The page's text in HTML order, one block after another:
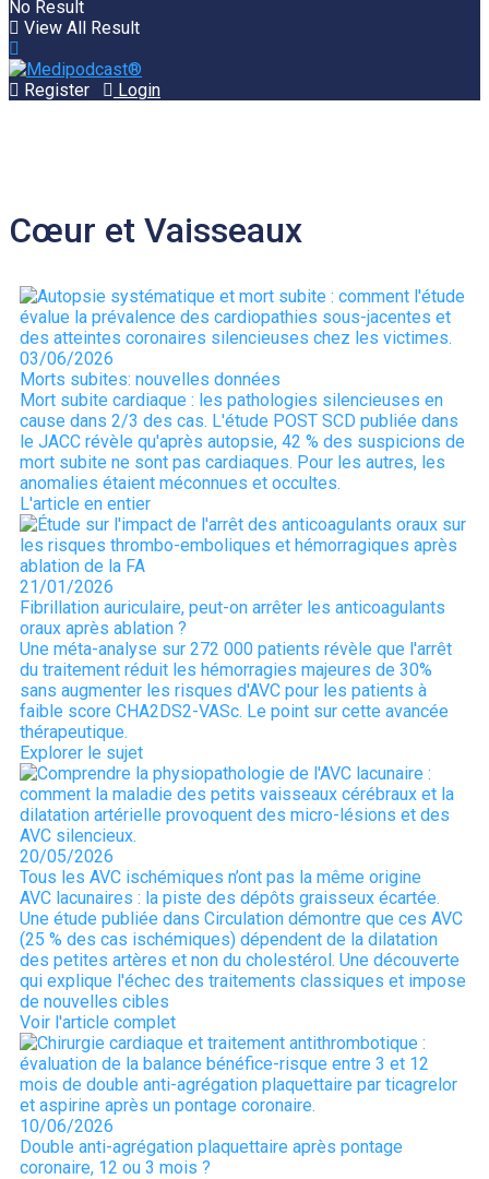
No Result
View All Result
Register Login
Cœur et Vaisseaux
03/06/2026
Morts subites: nouvelles données
Mort subite cardiaque : les pathologies silencieuses en
cause dans 2/3 des cas. L'étude POST SCD publiée dans
le JACC révèle qu'après autopsie, 42 % des suspicions de
mort subite ne sont pas cardiaques. Pour les autres, les
anomalies étaient méconnues et occultes.
L'article en entier
21/01/2026
Fibrillation auriculaire, peut-on arrêter les anticoagulants
oraux après ablation ?
Une méta-analyse sur 272 000 patients révèle que l'arrêt
du traitement réduit les hémorragies majeures de 30%
sans augmenter les risques d'AVC pour les patients à
faible score CHA2DS2-VASc. Le point sur cette avancée
thérapeutique.
Explorer le sujet
20/05/2026
Tous les AVC ischémiques n’ont pas la même origine
AVC lacunaires : la piste des dépôts graisseux écartée.
Une étude publiée dans Circulation démontre que ces AVC
(25 % des cas ischémiques) dépendent de la dilatation
des petites artères et non du cholestérol. Une découverte
qui explique l'échec des traitements classiques et impose
de nouvelles cibles
Voir l'article complet
10/06/2026
Double anti-agrégation plaquettaire après pontage
coronaire, 12 ou 3 mois ?